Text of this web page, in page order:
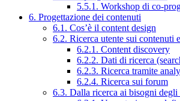
5.5.1. Workshop di co-
6. Progettazione dei contenuti
6.1. Cos’è il content design
6.2. Ricerca utente sui contenuti
6.2.1. Content discovery
6.2.2. Dati di ricerca
6.2.3. Ricerca tramite
6.2.4. Ricerca sui forum
6.3. Dalla ricerca ai bisogni degli